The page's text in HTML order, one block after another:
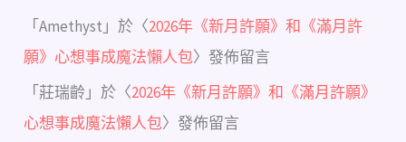
「Amethyst 」於〈2026年《新月許願》和《滿月許
願》心想事成魔法懶人包〉發佈留言
「莊瑞齡 」於〈2026年《新月許願》和《滿月許願》
心想事成魔法懶人包〉發佈留言